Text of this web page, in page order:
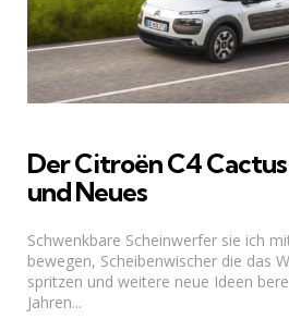
Der Citroën C4
und Neues
Schwenkbare Scheinwerfer sie ich
bewegen, Scheibenwischer die das
spritzen und weitere neue Ideen
Jahren...